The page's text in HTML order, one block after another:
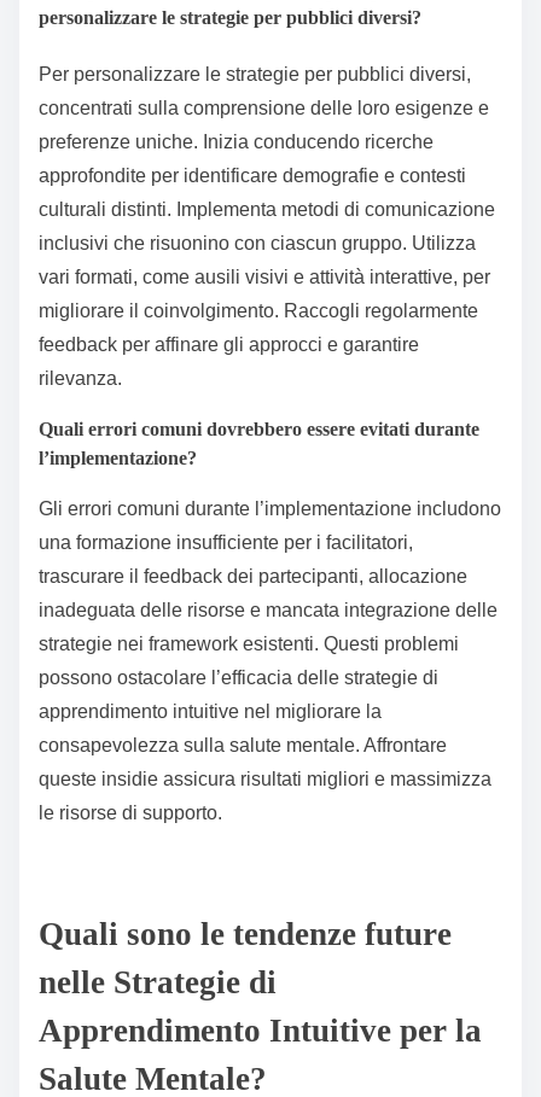
personalizzare le strategie per pubblici diversi?
Per personalizzare le strategie per pubblici diversi,
concentrati sulla comprensione delle loro esigenze e
preferenze uniche. Inizia conducendo ricerche
approfondite per identificare demografie e contesti
culturali distinti. Implementa metodi di comunicazione
inclusivi che risuonino con ciascun gruppo. Utilizza
vari formati, come ausili visivi e attività interattive, per
migliorare il coinvolgimento. Raccogli regolarmente
feedback per affinare gli approcci e garantire
rilevanza.
Quali errori comuni dovrebbero essere evitati durante
l’implementazione?
Gli errori comuni durante l’implementazione includono
una formazione insufficiente per i facilitatori,
trascurare il feedback dei partecipanti, allocazione
inadeguata delle risorse e mancata integrazione delle
strategie nei framework esistenti. Questi problemi
possono ostacolare l’efficacia delle strategie di
apprendimento intuitive nel migliorare la
consapevolezza sulla salute mentale. Affrontare
queste insidie assicura risultati migliori e massimizza
le risorse di supporto.